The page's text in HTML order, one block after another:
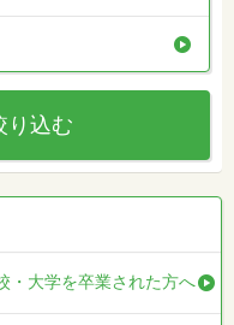
り込む
・大学を卒業された方へ